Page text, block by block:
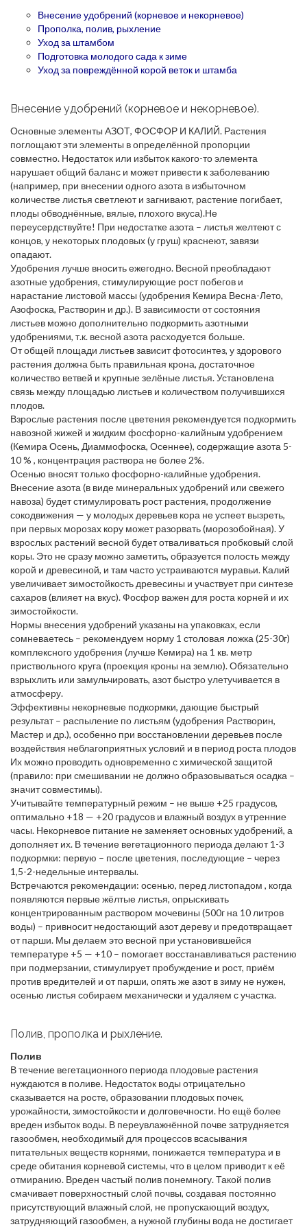
Внесение удобрений (корневое и некорневое)
Прополка, полив, рыхление
Уход за штамбом
Подготовка молодого сада к зиме
Уход за повреждённой корой веток и штамба
Внесение удобрений (корневое и некорневое).
Основные элементы АЗОТ, ФОСФОР И КАЛИЙ. Растения
поглощают эти элементы в определённой пропорции
совместно. Недостаток или избыток какого-то элемента
нарушает общий баланс и может привести к заболеванию
(например, при внесении одного азота в избыточном
количестве листья светлеют и загнивают, растение погибает,
плоды обводнённые, вялые, плохого вкуса).Не
переусердствуйте! При недостатке азота – листья желтеют с
концов, у некоторых плодовых (у груш) краснеют, завязи
опадают.
Удобрения лучше вносить ежегодно. Весной преобладают
азотные удобрения, стимулирующие рост побегов и
нарастание листовой массы (удобрения Кемира Весна-Лето,
Азофоска, Растворин и др.). В зависимости от состояния
листьев можно дополнительно подкормить азотными
удобрениями, т.к. весной азота расходуется больше.
От общей площади листьев зависит фотосинтез, у здорового
растения должна быть правильная крона, достаточное
количество ветвей и крупные зелёные листья. Установлена
связь между площадью листьев и количеством получившихся
плодов.
Взрослые растения после цветения рекомендуется подкормить
навозной жижей и жидким фосфорно-калийным удобрением
(Кемира Осень, Диаммофоска, Осеннее), содержащие азота 5-
10 % , концентрация раствора не более 2%.
Осенью вносят только фосфорно-калийные удобрения.
Внесение азота (в виде минеральных удобрений или свежего
навоза) будет стимулировать рост растения, продолжение
сокодвижения — у молодых деревьев кора не успеет вызреть,
при первых морозах кору может разорвать (морозобойная). У
взрослых растений весной будет отваливаться пробковый слой
коры. Это не сразу можно заметить, образуется полость между
корой и древесиной, и там часто устраиваются муравьи. Калий
увеличивает зимостойкость древесины и участвует при синтезе
сахаров (влияет на вкус). Фосфор важен для роста корней и их
зимостойкости.
Нормы внесения удобрений указаны на упаковках, если
сомневаетесь – рекомендуем норму 1 столовая ложка (25-30г)
комплексного удобрения (лучше Кемира) на 1 кв. метр
приствольного круга (проекция кроны на землю). Обязательно
взрыхлить или замульчировать, азот быстро улетучивается в
атмосферу.
Эффективны некорневые подкормки, дающие быстрый
результат – распыление по листьям (удобрения Растворин,
Мастер и др.), особенно при восстановлении деревьев после
воздействия неблагоприятных условий и в период роста плодов
Их можно проводить одновременно с химической защитой
(правило: при смешивании не должно образовываться осадка –
значит совместимы).
Учитывайте температурный режим – не выше +25 градусов,
оптимально +18 — +20 градусов и влажный воздух в утренние
часы. Некорневое питание не заменяет основных удобрений, а
дополняет их. В течение вегетационного периода делают 1-3
подкормки: первую – после цветения, последующие – через
1,5-2-недельные интервалы.
Встречаются рекомендации: осенью, перед листопадом , когда
появляются первые жёлтые листья, опрыскивать
концентрированным раствором мочевины (500г на 10 литров
воды) – привносит недостающий азот дереву и предотвращает
от парши. Мы делаем это весной при установившейся
температуре +5 — +10 – помогает восстанавливаться растению
при подмерзании, стимулирует пробуждение и рост, приём
против вредителей и от парши, опять же азот в зиму не нужен,
осенью листья собираем механически и удаляем с участка.
Полив, прополка и рыхление.
Полив
В течение вегетационного периода плодовые растения
нуждаются в поливе. Недостаток воды отрицательно
сказывается на росте, образовании плодовых почек,
урожайности, зимостойкости и долговечности. Но ещё более
вреден избыток воды. В переувлажнённой почве затрудняется
газообмен, необходимый для процессов всасывания
питательных веществ корнями, понижается температура и в
среде обитания корневой системы, что в целом приводит к её
отмиранию. Вреден частый полив понемногу. Такой полив
смачивает поверхностный слой почвы, создавая постоянно
присутствующий влажный слой, не пропускающий воздух,
затрудняющий газообмен, а нужной глубины вода не достигает